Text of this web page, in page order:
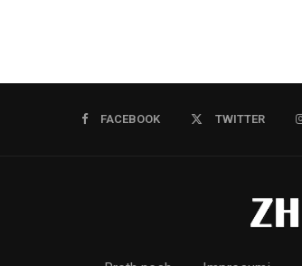
FACEBOOK TWITTER